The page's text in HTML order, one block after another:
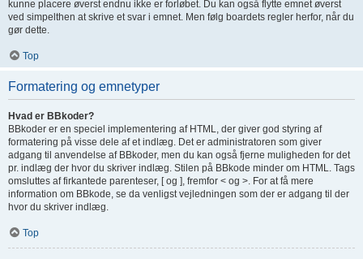
kunne placere øverst endnu ikke er forløbet. Du kan også flytte emnet øverst
ved simpelthen at skrive et svar i emnet. Men følg boardets regler herfor, når du
gør dette.
Top
Formatering og emnetyper
Hvad er BBkoder?
BBkoder er en speciel implementering af HTML, der giver god styring af
formatering på visse dele af et indlæg. Det er administratoren som giver
adgang til anvendelse af BBkoder, men du kan også fjerne muligheden for det
pr. indlæg der hvor du skriver indlæg. Stilen på BBkode minder om HTML. Tags
omsluttes af firkantede parenteser, [ og ], fremfor < og >. For at få mere
information om BBkode, se da venligst vejledningen som der er adgang til der
hvor du skriver indlæg.
Top